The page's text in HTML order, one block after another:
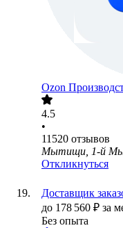
Ozon
4.5
•
11520 отзывов
Мытищи, 1-й
Откликнуться
Доставщик
до 178 560 ₽ за
Без опыта